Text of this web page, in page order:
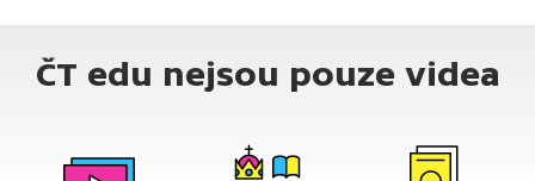
ČT edu nejsou pouze videa